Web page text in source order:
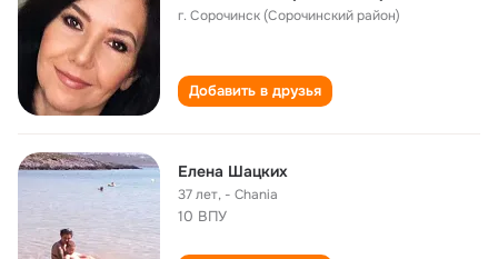
г. Сорочинск (Сорочинский район)
Добавить в друзья
Елена Шацких
37 лет, - Chania
10 ВПУ